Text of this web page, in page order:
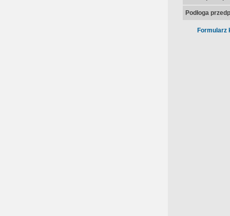
Podłoga
Formularz